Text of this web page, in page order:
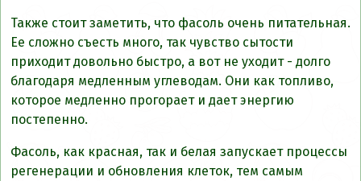
Также стоит заметить, что фасоль очень питательная.
Ее сложно съесть много, так чувство сытости
приходит довольно быстро, а вот не уходит - долго
благодаря медленным углеводам. Они как топливо,
которое медленно прогорает и дает энергию
постепенно.
Фасоль, как красная, так и белая запускает процессы
регенерации и обновления клеток, тем самым